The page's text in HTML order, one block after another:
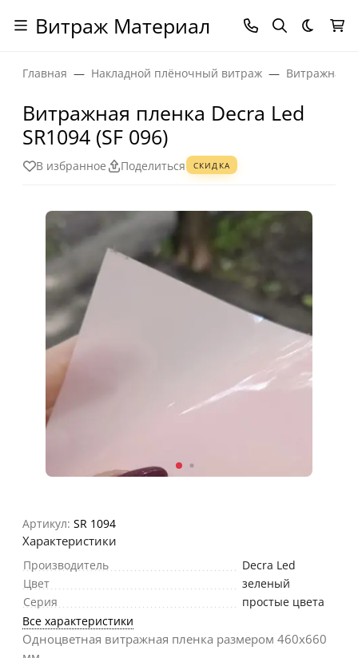
Витраж Материал Темная
Главная Накладной плёночный витраж Витражная
Витражная пленка Decra Led
SR1094 (SF 096)
В избранное Поделиться СКИДКА
Артикул: SR 1094
Характеристики
Производитель
Decra Led
Цвет
зеленый
Серия
простые цвета
Все характеристики
Одноцветная витражная пленка размером 460х660